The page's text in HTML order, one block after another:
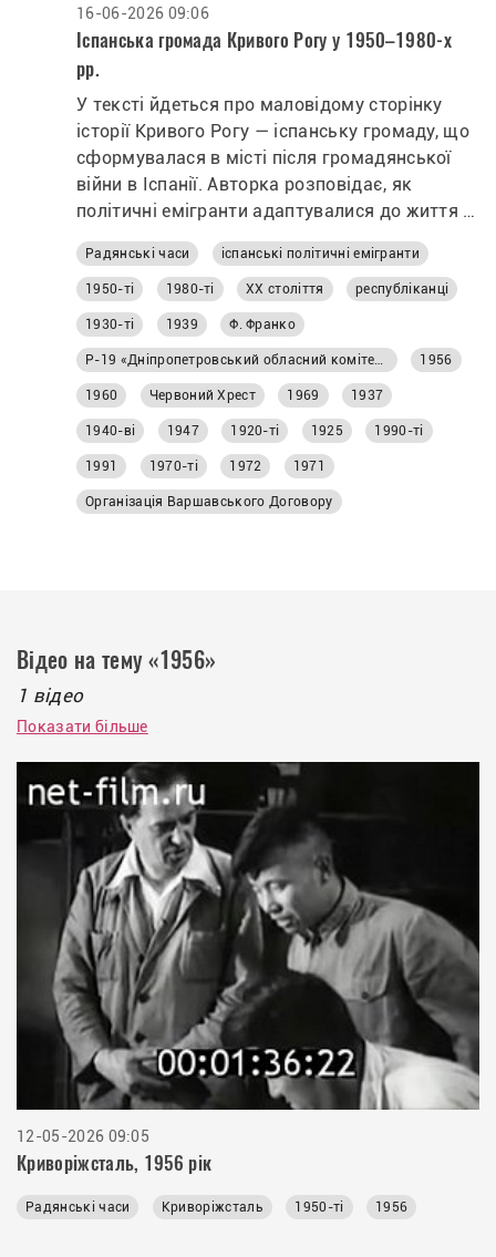
16-06-2026 09:06
Іспанська громада Кривого Рогу у 1950–1980-х
рр.
У тексті йдеться про маловідому сторінку
історії Кривого Рогу — іспанську громаду, що
сформувалася в місті після громадянської
війни в Іспанії. Авторка розповідає, як
політичні емігранти адаптувалися до життя в
радянській Україні, працювали на
підприємствах, навчалися та поступово стали
частиною місцевого суспільства. Авторка
статті: Ольга Каковкіна
Радянські часи іспанські політичні емігранти
1950-ті 1980-ті ХХ століття республіканці
1930-ті 1939 Ф. Франко
Р-19 «Дніпропетровський обласний комітет Комуністичної партії України» 1956
1960 Червоний Хрест 1969 1937
1940-ві 1947 1920-ті 1925 1990-ті
1991 1970-ті 1972 1971
Організація Варшавського Договору
Відео на тему «1956»
1 відео
Показати більше
12-05-2026 09:05
Криворіжсталь, 1956 рік
Радянські часи Криворіжсталь 1950-ті 1956